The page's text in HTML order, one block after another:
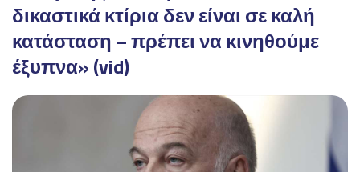
δικαστικά κτίρια δεν είναι σε καλή
κατάσταση – πρέπει να κινηθούμε
έξυπνα» (vid)